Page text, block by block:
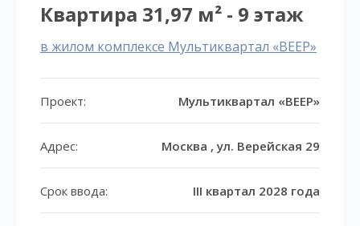
Квартира 31,97 м² - 9 этаж
в жилом комплексе Мультиквартал «ВЕЕР»
Проект: Мультиквартал «ВЕЕР»
Адрес: Москва , ул. Верейская 29
Срок ввода: III квартал 2028 года